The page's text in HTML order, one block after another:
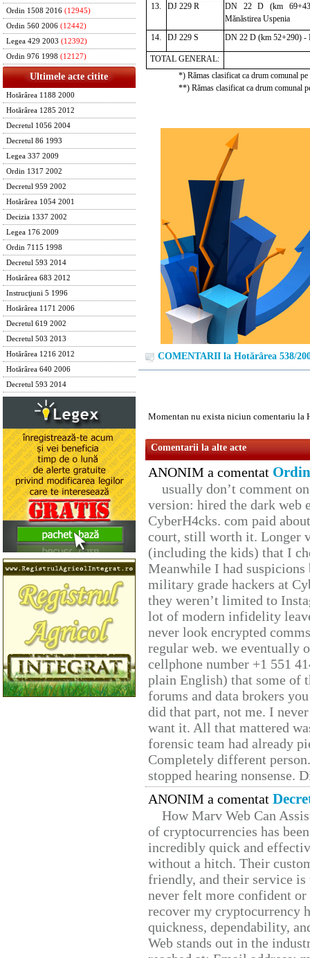
Ordin 1508 2016 (12945)
Ordin 560 2006 (12442)
Legea 429 2003 (12392)
Ordin 976 1998 (12127)
Ultimele acte citite
Hotărârea 1188 2000
Hotărârea 1285 2012
Decretul 1056 2004
Decretul 86 1993
Legea 337 2009
Ordin 1317 2002
Decretul 959 2002
Hotărârea 1054 2001
Decizia 1337 2002
Legea 176 2009
Ordin 7115 1998
Decretul 593 2014
Hotărârea 683 2012
Instrucţiuni 5 1996
Hotărârea 1171 2006
Decretul 619 2002
Decretul 503 2013
Hotărârea 1216 2012
Hotărârea 640 2006
Decretul 593 2014
13. DJ 229 R
DN 22 D (km
Mănăstirea Uspenia
14.
DJ 229 S DN 22 D (km 52+290) -
TOTAL GENERAL:
*) Rămas clasificat ca drum comunal
**) Rămas clasificat ca drum comunal
COMENTARII la Hotărârea 538/
Momentan nu exista niciun comentariu la
Comentarii la alte acte
ANONIM a comentat
usually don’t comment
version: hired the dark web
CyberH4cks. com paid
court, still worth it. Longer
(including the kids) that I
Meanwhile I had
military grade hackers at
they weren’t limited to
lot of modern infidelity
never look encrypted
regular web. we eventually
cellphone number +1 551
plain English) that some of
forums and data brokers
did that part, not me. I
want it. All that mattered
forensic team had already
Completely different
stopped hearing nonsense.
ANONIM a comentat
How Marv Web Can
of cryptocurrencies has
incredibly quick and
without a hitch. Their
friendly, and their service
never felt more confident
recover my cryptocurrency
quickness, dependability,
Web stands out in the